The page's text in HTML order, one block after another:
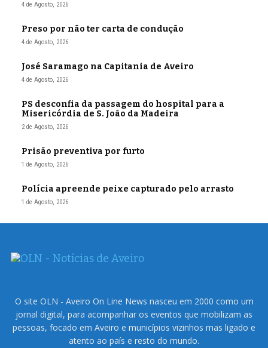
4 de Agosto, 2026
Preso por não ter carta de condução
4 de Agosto, 2026
José Saramago na Capitania de Aveiro
4 de Agosto, 2026
PS desconfia da passagem do hospital para a
Misericórdia de S. João da Madeira
2 de Agosto, 2026
Prisão preventiva por furto
1 de Agosto, 2026
Polícia apreende peixe capturado pelo arrasto
1 de Agosto, 2026
O site OLN - Aveiro On Line News nasceu em 2000 como um
jornal digital, para acompanhar os eventos que mobilizam as
pessoas, focado em Aveiro e municípios vizinhos mas ligado e
atento ao país e resto do mundo.